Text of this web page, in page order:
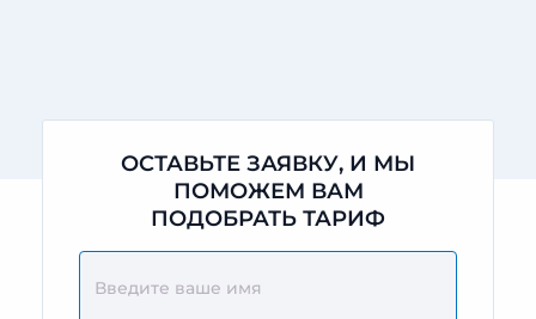
ОСТАВЬТЕ ЗАЯВКУ, И МЫ
ПОМОЖЕМ ВАМ
ПОДОБРАТЬ ТАРИФ